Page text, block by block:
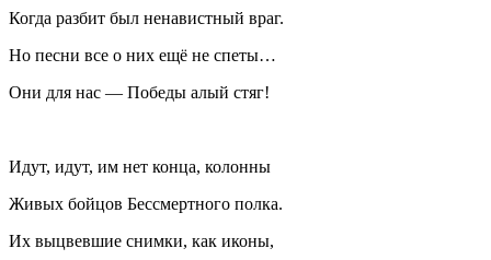
Когда разбит был ненавистный враг.
Но песни все о них ещё не спеты…
Они для нас — Победы алый стяг!
Идут, идут, им нет конца, колонны
Живых бойцов Бессмертного полка.
Их выцвевшие снимки, как иконы,